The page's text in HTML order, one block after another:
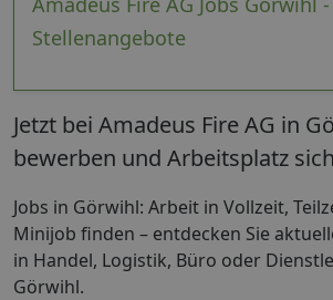
Stellenangebote
Jetzt bei Amadeus Fire AG in
bewerben und Arbeitsplatz
Jobs in Görwihl: Arbeit in Vollzeit,
Minijob finden – entdecken Sie
in Handel, Logistik, Büro oder
Görwihl.